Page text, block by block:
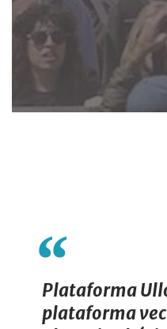
Plataforma
plataforma